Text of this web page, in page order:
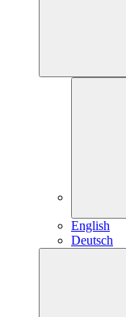
English
Deutsch